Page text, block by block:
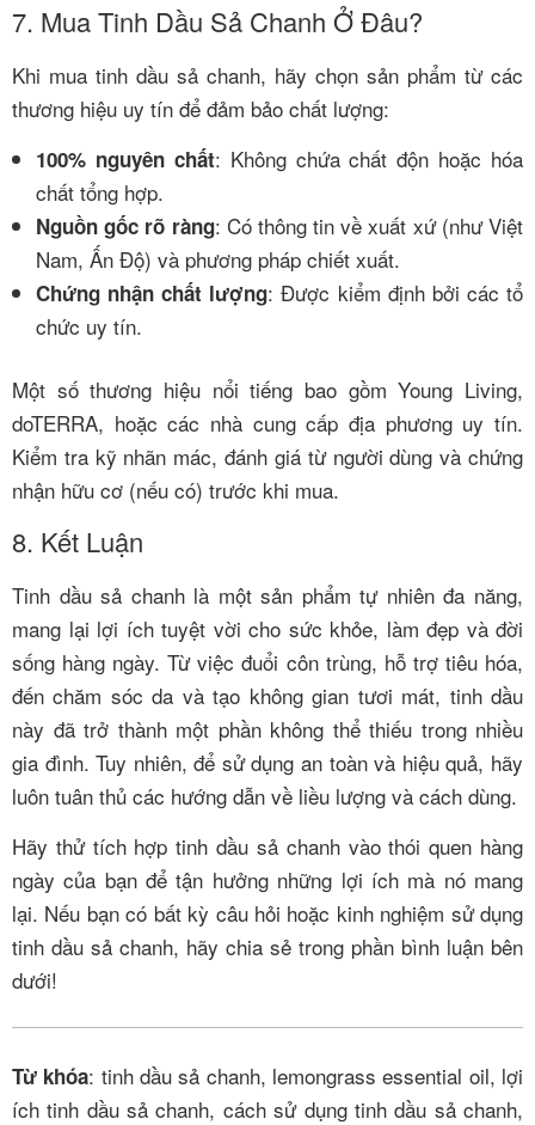
7. Mua Tinh Dầu Sả Chanh Ở Đâu?
Khi mua tinh dầu sả chanh, hãy chọn sản phẩm từ các
thương hiệu uy tín để đảm bảo chất lượng:
100% nguyên chất: Không chứa chất độn hoặc hóa
chất tổng hợp.
Nguồn gốc rõ ràng: Có thông tin về xuất xứ (như Việt
Nam, Ấn Độ) và phương pháp chiết xuất.
Chứng nhận chất lượng: Được kiểm định bởi các tổ
chức uy tín.
Một số thương hiệu nổi tiếng bao gồm Young Living,
doTERRA, hoặc các nhà cung cấp địa phương uy tín.
Kiểm tra kỹ nhãn mác, đánh giá từ người dùng và chứng
nhận hữu cơ (nếu có) trước khi mua.
8. Kết Luận
Tinh dầu sả chanh là một sản phẩm tự nhiên đa năng,
mang lại lợi ích tuyệt vời cho sức khỏe, làm đẹp và đời
sống hàng ngày. Từ việc đuổi côn trùng, hỗ trợ tiêu hóa,
đến chăm sóc da và tạo không gian tươi mát, tinh dầu
này đã trở thành một phần không thể thiếu trong nhiều
gia đình. Tuy nhiên, để sử dụng an toàn và hiệu quả, hãy
luôn tuân thủ các hướng dẫn về liều lượng và cách dùng.
Hãy thử tích hợp tinh dầu sả chanh vào thói quen hàng
ngày của bạn để tận hưởng những lợi ích mà nó mang
lại. Nếu bạn có bất kỳ câu hỏi hoặc kinh nghiệm sử dụng
tinh dầu sả chanh, hãy chia sẻ trong phần bình luận bên
dưới!
Từ khóa: tinh dầu sả chanh, lemongrass essential oil, lợi
ích tinh dầu sả chanh, cách sử dụng tinh dầu sả chanh,